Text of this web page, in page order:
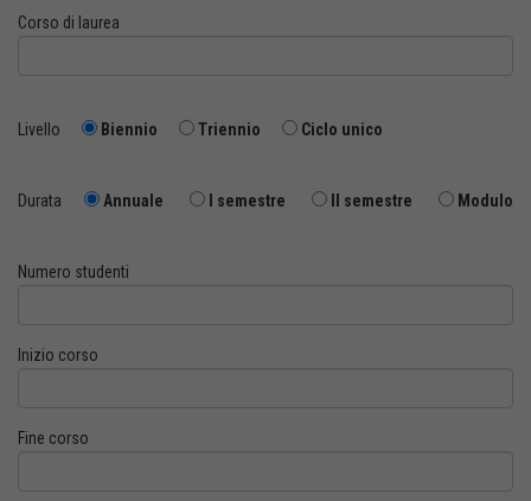
Corso di laurea
Livello Biennio Triennio Ciclo unico
Durata Annuale I semestre II semestre Modulo
Numero studenti
Inizio corso
Fine corso